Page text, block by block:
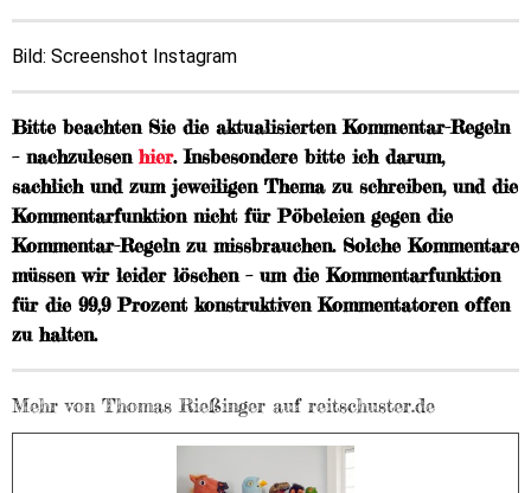
Bild: Screenshot Instagram
Bitte beachten Sie die aktualisierten Kommentar-Regeln
– nachzulesenhier. Insbesondere bitte ich darum,
sachlich und zum jeweiligen Thema zu schreiben, und die
Kommentarfunktion nicht für Pöbeleien gegen die
Kommentar-Regeln zu missbrauchen. Solche Kommentare
müssen wir leider löschen – um die Kommentarfunktion
für die 99,9 Prozent konstruktiven Kommentatoren offen
zu halten.
Mehr von Thomas Rießinger auf reitschuster.de